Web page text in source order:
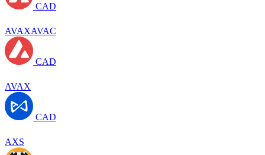
CAD
AVAXAVAC
CAD
AVAX
CAD
AXS